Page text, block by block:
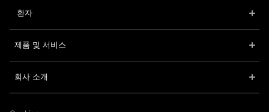
환자
제품 및 서비스
회사 소개